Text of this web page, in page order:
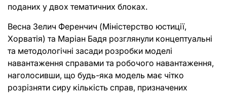
поданих у двох тематичних блоках.
Весна Зелич Ференчич (Міністерство юстиції,
Хорватія) та Маріан Бадя розглянули концептуальні
та методологічні засади розробки моделі
навантаження справами та робочого навантаження,
наголосивши, що будь-яка модель має чітко
розрізняти сиру кількість справ, призначених